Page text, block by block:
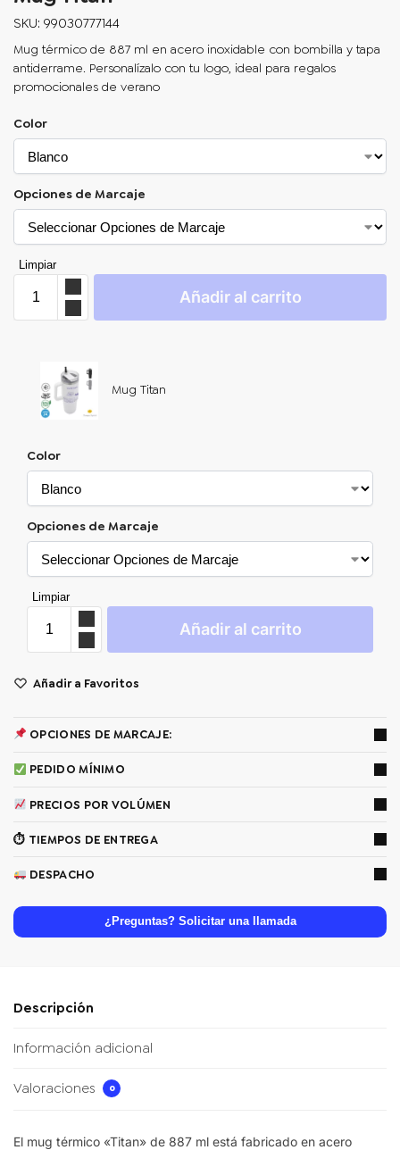
SKU: 99030777144
Mug térmico de 887 ml en acero inoxidable con bombilla y tapa
antiderrame. Personalízalo con tu logo, ideal para regalos
promocionales de verano
Color
Opciones de Marcaje
Limpiar
Añadir al carrito
Mug Titan
Color
Opciones de Marcaje
Limpiar
Añadir al carrito
Añadir a Favoritos
OPCIONES DE MARCAJE:
PEDIDO MÍNIMO
PRECIOS POR VOLÚMEN
⏱ TIEMPOS DE ENTREGA
DESPACHO
¿Preguntas? Solicitar una llamada
Descripción
Información adicional
Valoraciones 0
El mug térmico «Titan» de 887 ml está fabricado en acero